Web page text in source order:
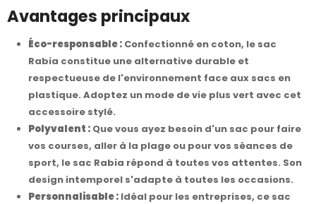
Avantages principaux
Éco-responsable : Confectionné en coton, le sac
Rabia constitue une alternative durable et
respectueuse de l'environnement face aux sacs en
plastique. Adoptez un mode de vie plus vert avec cet
accessoire stylé.
Polyvalent : Que vous ayez besoin d'un sac pour faire
vos courses, aller à la plage ou pour vos séances de
sport, le sac Rabia répond à toutes vos attentes. Son
design intemporel s'adapte à toutes les occasions.
Personnalisable : Idéal pour les entreprises, ce sac